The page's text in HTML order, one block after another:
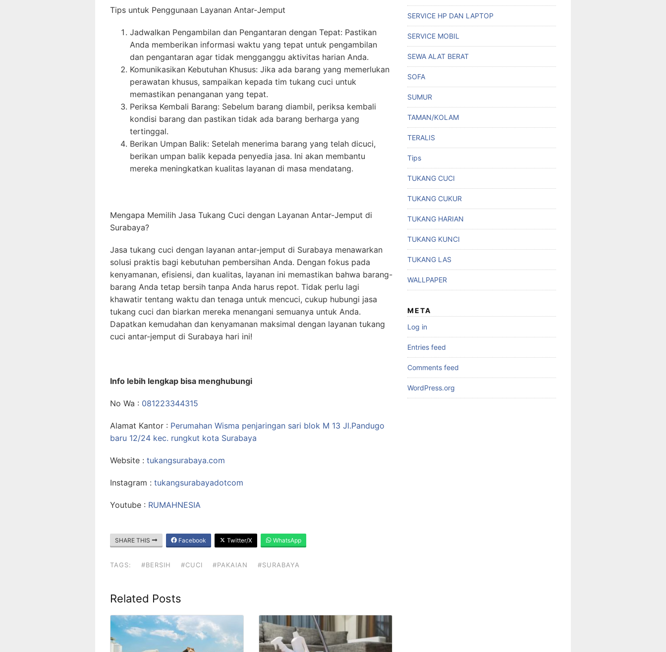
Tips untuk Penggunaan Layanan Antar-Jemput
Jadwalkan Pengambilan dan Pengantaran dengan Tepat: Pastikan
Anda memberikan informasi waktu yang tepat untuk pengambilan
dan pengantaran agar tidak mengganggu aktivitas harian Anda.
Komunikasikan Kebutuhan Khusus: Jika ada barang yang memerlukan
perawatan khusus, sampaikan kepada tim tukang cuci untuk
memastikan penanganan yang tepat.
Periksa Kembali Barang: Sebelum barang diambil, periksa kembali
kondisi barang dan pastikan tidak ada barang berharga yang
tertinggal.
Berikan Umpan Balik: Setelah menerima barang yang telah dicuci,
berikan umpan balik kepada penyedia jasa. Ini akan membantu
mereka meningkatkan kualitas layanan di masa mendatang.
Mengapa Memilih Jasa Tukang Cuci dengan Layanan Antar-Jemput di
Surabaya?
Jasa tukang cuci dengan layanan antar-jemput di Surabaya menawarkan
solusi praktis bagi kebutuhan pembersihan Anda. Dengan fokus pada
kenyamanan, efisiensi, dan kualitas, layanan ini memastikan bahwa barang-
barang Anda tetap bersih tanpa Anda harus repot. Tidak perlu lagi
khawatir tentang waktu dan tenaga untuk mencuci, cukup hubungi jasa
tukang cuci dan biarkan mereka menangani semuanya untuk Anda.
Dapatkan kemudahan dan kenyamanan maksimal dengan layanan tukang
cuci antar-jemput di Surabaya hari ini!
Info lebih lengkap bisa menghubungi
No Wa : 081223344315
Alamat Kantor : Perumahan Wisma penjaringan sari blok M 13 Jl.Pandugo
baru 12/24 kec. rungkut kota Surabaya
Website : tukangsurabaya.com
Instagram : tukangsurabayadotcom
Youtube : RUMAHNESIA
SHARE THIS Facebook Twitter/X WhatsApp
TAGS: #BERSIH #CUCI #PAKAIAN #SURABAYA
Related Posts
SERVICE HP DAN LAPTOP
SERVICE MOBIL
SEWA ALAT BERAT
SOFA
SUMUR
TAMAN/KOLAM
TERALIS
Tips
TUKANG CUCI
TUKANG CUKUR
TUKANG HARIAN
TUKANG KUNCI
TUKANG LAS
WALLPAPER
META
Log in
Entries feed
Comments feed
WordPress.org